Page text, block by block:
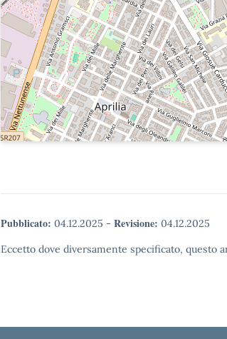
Pubblicato: 04.12.2025 - Revisione: 04.12.2025
Eccetto dove diversamente specificato, questo